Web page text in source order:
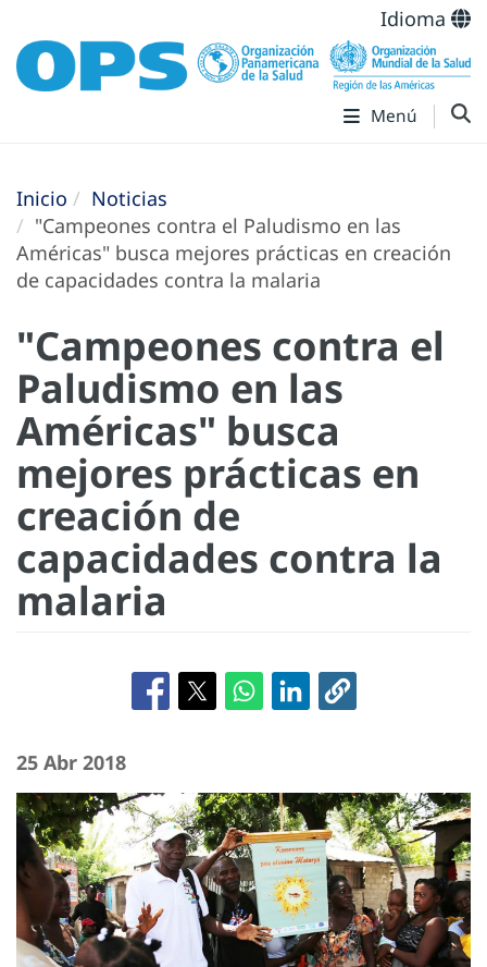
Idioma
Menú
Inicio
Noticias
"Campeones contra el Paludismo en las
Américas" busca mejores prácticas en creación
de capacidades contra la malaria
"Campeones contra el
Paludismo en las
Américas" busca
mejores prácticas en
creación de
capacidades contra la
malaria
25 Abr 2018